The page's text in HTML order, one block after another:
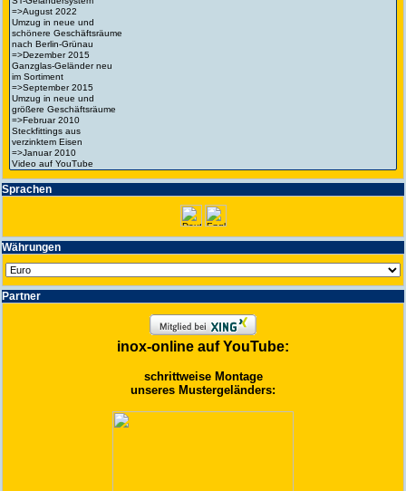
Spra­chen
Wäh­run­gen
Partner
inox-online auf YouTube:
schrittweise Montage
unseres Mustergeländers: